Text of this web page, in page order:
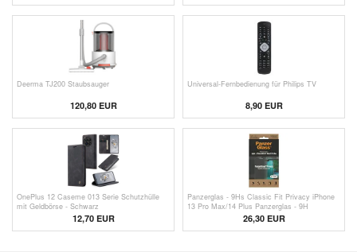
Deerma TJ200 Staubsauger
120,80 EUR
Universal-Fernbedienung für Philips TV
8,90 EUR
OnePlus 12 Caseme 013 Serie Schutzhülle
mit Geldbörse - Schwarz
12,70 EUR
Panzerglas - 9Hs Classic Fit Privacy iPhone
13 Pro Max/14 Plus Panzerglas - 9H
26,30 EUR